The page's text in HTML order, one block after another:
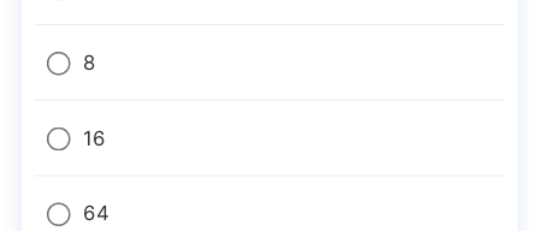
8
16
64